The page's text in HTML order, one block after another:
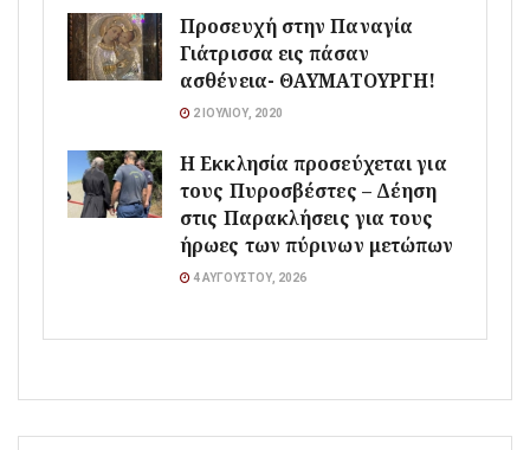
Προσευχή στην Παναγία
Γιάτρισσα εις πάσαν
ασθένεια- ΘΑΥΜΑΤΟΥΡΓΗ!
2 ΙΟΥΛΊΟΥ, 2020
Η Εκκλησία προσεύχεται για
τους Πυροσβέστες – Δέηση
στις Παρακλήσεις για τους
ήρωες των πύρινων μετώπων
4 ΑΥΓΟΎΣΤΟΥ, 2026